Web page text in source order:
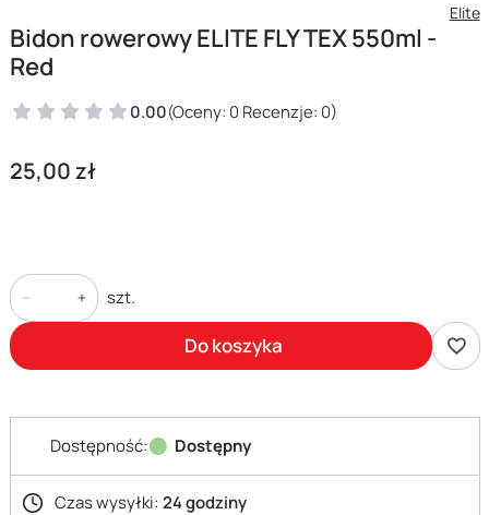
Elite
Bidon rowerowy ELITE FLY TEX 550ml -
Red
0.00(Oceny: 0 Recenzje: 0)
Cena
25,00 zł
szt.
Do koszyka
Dostępność: Dostępny
Czas wysyłki: 24 godziny